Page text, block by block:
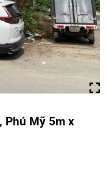
Phú Mỹ 5m x